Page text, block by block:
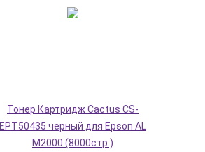
Тонер Картридж Cactus CS-
EPT50435 черный для Epson AL
M2000 (8000стр.)